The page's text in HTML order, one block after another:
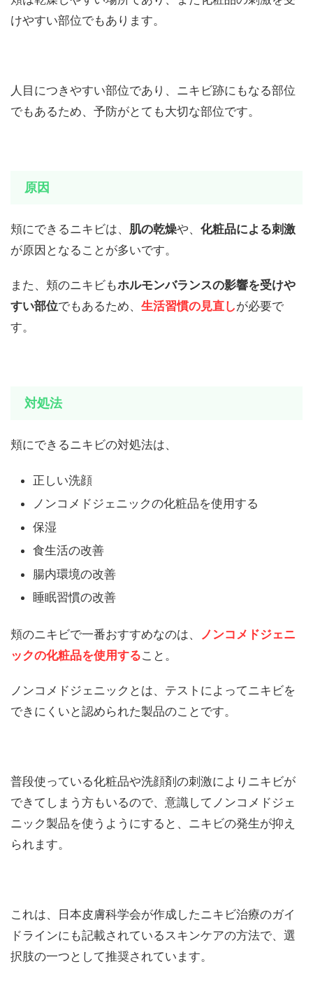
けやすい部位でもあります。
人目につきやすい部位であり、ニキビ跡にもなる部位
でもあるため、予防がとても大切な部位です。
原因
頬にできるニキビは、 肌の乾燥や、 化粧品による刺激
が原因となることが多いです。
また、頬のニキビもホルモンバランスの影響を受けや
すい部位でもあるため、 生活習慣の見直しが必要で
す。
対処法
頬にできるニキビの対処法は、
正しい洗顔
ノンコメドジェニックの化粧品を使用する
保湿
食生活の改善
腸内環境の改善
睡眠習慣の改善
頬のニキビで一番おすすめなのは、
ノンコメドジェニ
ックの化粧品を使用すること。
ノンコメドジェニックとは、テストによってニキビを
できにくいと認められた製品のことです。
普段使っている化粧品や洗顔剤の刺激によりニキビが
できてしまう方もいるので、意識してノンコメドジェ
ニック製品を使うようにすると、ニキビの発生が抑え
られます。
これは、日本皮膚科学会が作成したニキビ治療のガイ
ドラインにも記載されているスキンケアの方法で、選
択肢の一つとして推奨されています。